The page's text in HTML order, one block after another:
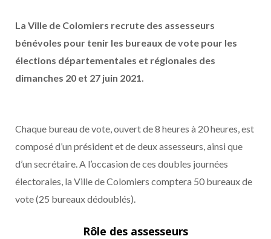
La Ville de Colomiers recrute des assesseurs
bénévoles pour tenir les bureaux de vote pour les
élections départementales et régionales des
dimanches 20 et 27 juin 2021.
Chaque bureau de vote, ouvert de 8 heures à 20 heures, est
composé d’un président et de deux assesseurs, ainsi que
d’un secrétaire. A l’occasion de ces doubles journées
électorales, la Ville de Colomiers comptera 50 bureaux de
vote (25 bureaux dédoublés).
Rôle des assesseurs